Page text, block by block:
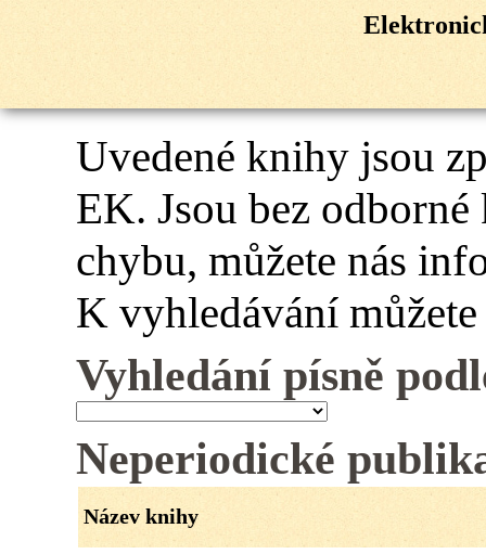
Uvedené knihy jsou
EK. Jsou bez
chybu, můžete nás
K vyhledávání
Vyhledání písně
Neperiodické
Název knihy